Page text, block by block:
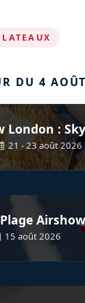
DU 4
London :
21 - 23 août 2026
Airshow
15 août 2026
D
Navy